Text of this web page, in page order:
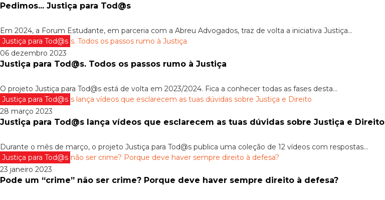
Pedimos... Justiça para Tod@s
Em 2024, a Forum Estudante, em parceria com a Abreu Advogados, traz de volta a iniciativa Justiça...
Justiça para Tod@s
06 dezembro 2023
Justiça para Tod@s. Todos os passos rumo à Justiça
O projeto Justiça para Tod@s está de volta em 2023/2024. Fica a conhecer todas as fases desta...
Justiça para Tod@s
28 março 2023
Justiça para Tod@s lança vídeos que esclarecem as tuas dúvidas sobre Justiça e Direito
Durante o mês de março, o projeto Justiça para Tod@s publica uma coleção de 12 vídeos com respostas...
Justiça para Tod@s
23 janeiro 2023
Pode um “crime” não ser crime? Porque deve haver sempre direito à defesa?